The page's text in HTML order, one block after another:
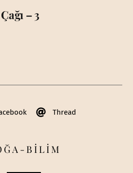
– 3
Thread
BİLİM